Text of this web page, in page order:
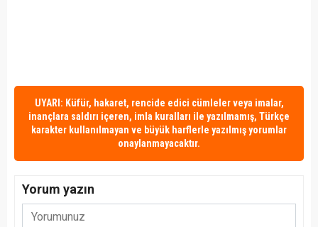
UYARI: Küfür, hakaret, rencide edici cümleler veya imalar,
inançlara saldırı içeren, imla kuralları ile yazılmamış, Türkçe
karakter kullanılmayan ve büyük harflerle yazılmış yorumlar
onaylanmayacaktır.
Yorum yazın